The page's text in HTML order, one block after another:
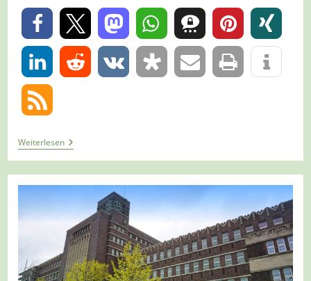
0
0
WeiterlesenTour
1425
–
Oberhausen
–
STOAG
Trassenspaziergang
9